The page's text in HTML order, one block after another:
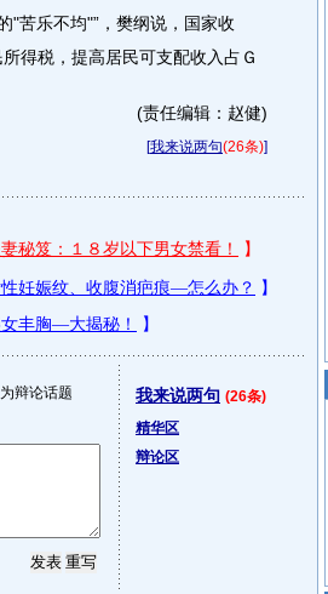
"苦乐不均"”，樊纲说，国家收
得税，提高居民可支配收入占Ｇ
(责任编辑：赵健)
[我来说两句(26条)]
辩论话题 我来说两句 (26条)
精华区
辩论区